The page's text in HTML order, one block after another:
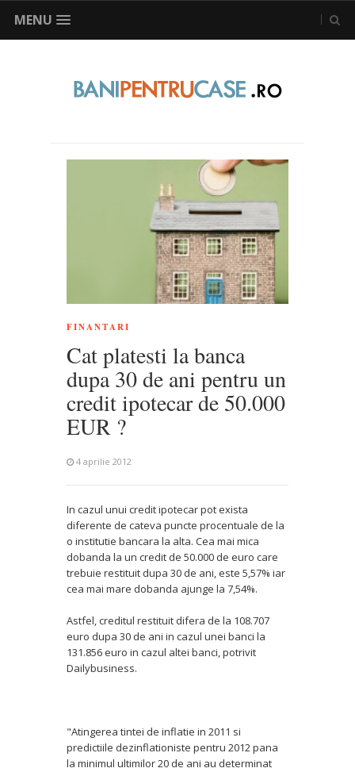
MENU
FINANTARI
Cat platesti la banca
dupa 30 de ani pentru un
credit ipotecar de 50.000
EUR ?
4 aprilie 2012
In cazul unui credit ipotecar pot exista
diferente de cateva puncte procentuale de la
o institutie bancara la alta. Cea mai mica
dobanda la un credit de 50.000 de euro care
trebuie restituit dupa 30 de ani, este 5,57% iar
cea mai mare dobanda ajunge la 7,54%.
Astfel, creditul restituit difera de la 108.707
euro dupa 30 de ani in cazul unei banci la
131.856 euro in cazul altei banci, potrivit
Dailybusiness.
"Atingerea tintei de inflatie in 2011 si
predictiile dezinflationiste pentru 2012 pana
la minimul ultimilor 20 de ani au determinat